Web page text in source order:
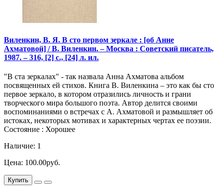
Виленкин, В. Я. В сто первом зеркале : [об Анне
Ахматовой] / В. Виленкин. – Москва : Советский писатель,
1987. – 316, [2] с., [24] л. ил.
"В ста зеркалах" - так назвала Анна Ахматова альбом
посвященных ей стихов. Книга В. Виленкина – это как бы сто
первое зеркало, в котором отразились личность и грани
творческого мира большого поэта. Автор делится своими
воспоминаниями о встречах с А. Ахматовой и размышляет об
истоках, некоторых мотивах и характерных чертах ее поэзии.
Состояние : Хорошее
Наличие: 1
Цена: 100.00руб.
Купить